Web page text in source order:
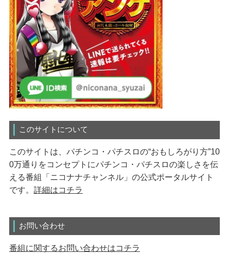
このサイトについて
このサイトは、パチンコ・パチスロの“おもしろがり方”10
0万通りをコンセプトにパチンコ・パチスロの楽しさを伝
える番組「ニコナナチャンネル」の公式ポータルサイト
です。 詳細はコチラ
お問い合わせ
番組に関するお問い合わせはコチラ